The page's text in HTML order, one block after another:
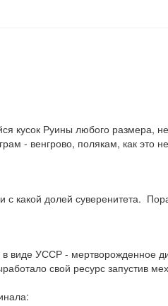
кусок Руины любого
- венгрово, полякам, как
какой долей суверенитета.
в виде УССР - мертворожденное
свой ресурс запустив